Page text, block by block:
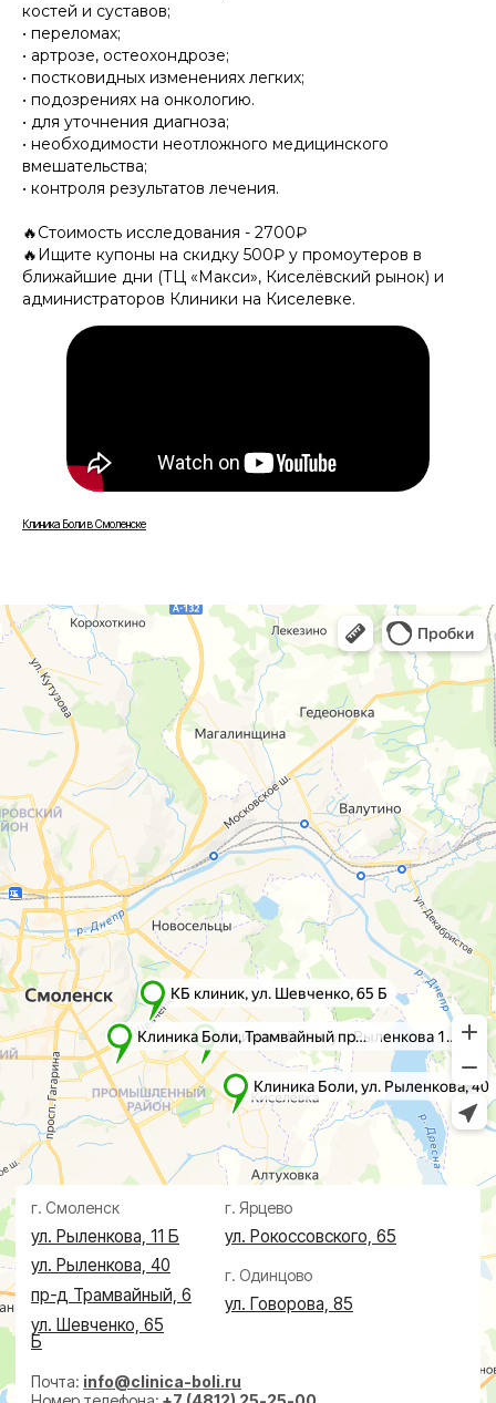
костей и суставов;
• переломах;
• артрозе, остеохондрозе;
• постковидных изменениях легких;
• подозрениях на онкологию.
• для уточнения диагноза;
• необходимости неотложного медицинского
вмешательства;
• контроля результатов лечения.
🔥Стоимость исследования - 2700₽
🔥Ищите купоны на скидку 500₽ у промоутеров в
ближайшие дни (ТЦ «Макси», Киселёвский рынок) и
администраторов Клиники на Киселевке.
Клиника Боли в Смоленске
Почта:info@clinica-boli.ru
Номер телефона:
+7 (4812) 25-25-00
Пн-пт 8:00 - 20:00 сб-вс 9:00 - 18:00
пр-д Трамвайный, 6
ул. Шевченко, 65
Б
г. Одинцово
ул. Говорова, 85
Пн-пт 8:00 - 20:00 сб-вс 9:00 - 18:00
Диагностика
МРТ
КТ
Анализы
Чек-Апы
Лечение
Травматолог и ортопед
Невролог
Проктолог
Флеболог
Нейрохирург
Дерматолог
Косметолог
Ревматолог
Терапевт
Капельницы здоровья
Лечение по ДМС
Лечебные блокады
Малоинвазивная
хирургия
На суставах
На позвоночнике
По флебологии
Пластическая хирургия
О клинике
Акции
Врачи
Новости
Пациентам
Социальные проекты
Справки